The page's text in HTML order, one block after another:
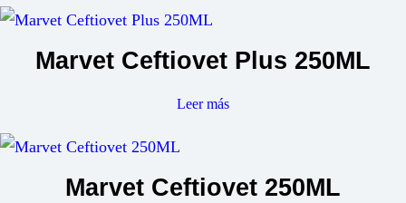
Marvet Ceftiovet Plus 250ML
Leer más
Marvet Ceftiovet 250ML